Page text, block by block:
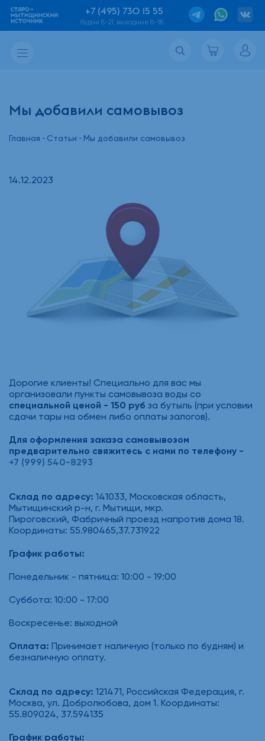
+7 (495) 730 15 55
будни 8-21, выходные 8-18
Мы добавили самовывоз
Главная Статьи Мы добавили самовывоз
14.12.2023
Дорогие клиенты! Специально для вас мы
организовали пункты самовывоза воды со
специальной ценой - 150 руб за бутыль (при условии
сдачи тары на обмен либо оплаты залогов).
Для оформления заказа самовывозом
предварительно свяжитесь с нами по телефону -
+7 (999) 540-8293
Склад по адресу: 141033, Московская область,
Мытищинский р-н, г. Мытищи, мкр.
Пироговский, Фабричный проезд напротив дома 18.
Координаты: 55.980465,37.731922
График работы:
Понедельник - пятница: 10:00 - 19:00
Суббота: 10:00 - 17:00
Воскресенье: выходной
Оплата: Принимает наличную (только по будням) и
безналичную оплату.
Склад по адресу: 121471, Российская Федерация, г.
Москва, ул. Добролюбова, дом 1. Координаты:
55.809024, 37.594135
График работы: